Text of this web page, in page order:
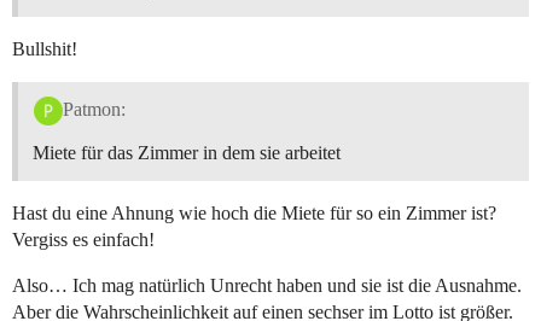
Bullshit!
Patmon:
Miete für das Zimmer in dem sie arbeitet
Hast du eine Ahnung wie hoch die Miete für so ein Zimmer ist?
Vergiss es einfach!
Also… Ich mag natürlich Unrecht haben und sie ist die Ausnahme.
Aber die Wahrscheinlichkeit auf einen sechser im Lotto ist größer.